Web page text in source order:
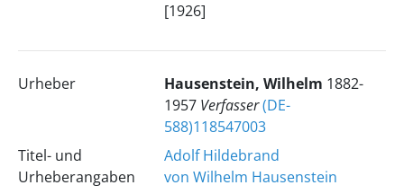
[1926]
Urheber Hausenstein, Wilhelm 1882-
1957 Verfasser(DE-
588)118547003
Titel- und
Urheberangaben
Adolf Hildebrand
von Wilhelm Hausenstein